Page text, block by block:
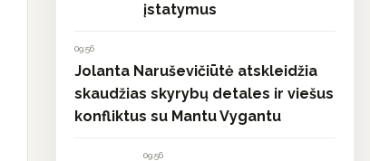
įstatymus
09:56
Jolanta Naruševičiūtė atskleidžia
skaudžias skyrybų detales ir viešus
konfliktus su Mantu Vygantu
09:56